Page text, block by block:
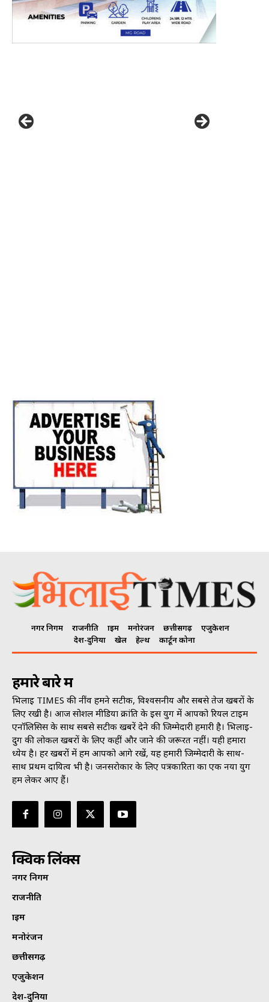
नगर निगम राजनीति क्राइम मनोरंजन छत्तीसगढ़
एजुकेशन
देश-दुनिया
खेल हेल्थ कार्टून कोना
हमारे बारे में
भिलाई TIMES की नींव हमने सटीक, विश्वसनीय और सबसे तेज खबरों के
लिए रखी है। आज सोशल मीडिया क्रांति के इस युग में आपको रियल टाइम
एनॉलिसिस के साथ सबसे सटीक खबरें देने की जिम्मेदारी हमारी है। भिलाई-
दुर्ग की लोकल खबरों के लिए कहीं और जाने की जरूरत नहीं। यही हमारा
ध्येय है। हर खबरों में हम आपको आगे रखें, यह हमारी जिम्मेदारी के साथ-
साथ प्रथम दायित्व भी है। जनसराेकार के लिए पत्रकारिता का एक नया युग
हम लेकर आए हैं।
क्विक लिंक्स
नगर निगम
राजनीति
क्राइम
मनोरंजन
छत्तीसगढ़
एजुकेशन
देश-दुनिया